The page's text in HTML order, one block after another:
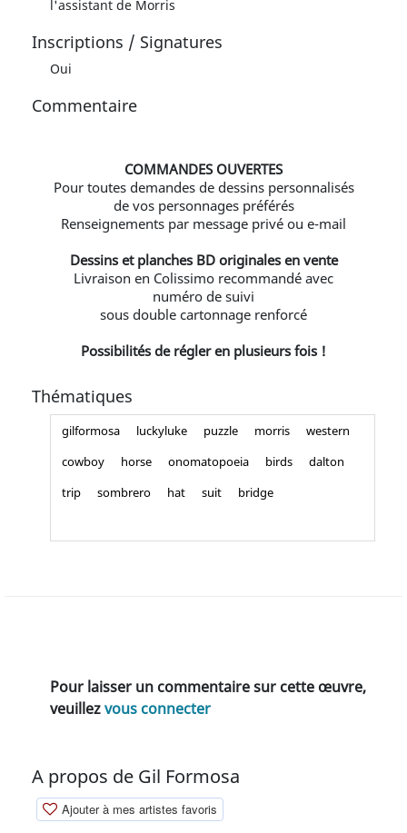
l'assistant de Morris
Inscriptions / Signatures
Oui
Commentaire
COMMANDES OUVERTES
Pour toutes demandes de dessins personnalisés
de vos personnages préférés
Renseignements par message privé ou e-mail
Dessins et planches BD originales en vente
Livraison en Colissimo recommandé avec
numéro de suivi
sous double cartonnage renforcé
Possibilités de régler en plusieurs fois !
Thématiques
gilformosa luckyluke puzzle morris
western
cowboy
horse onomatopoeia birds
dalton
trip
sombrero hat suit bridge
Pour laisser un commentaire sur cette œuvre,
veuillezvous connecter
A propos de Gil Formosa
Ajouter à mes artistes favoris